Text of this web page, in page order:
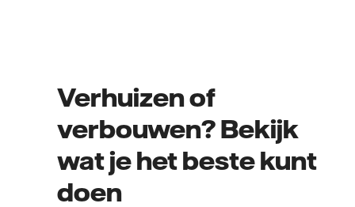
Verhuizen of
verbouwen? Bekijk
wat je het beste kunt
doen